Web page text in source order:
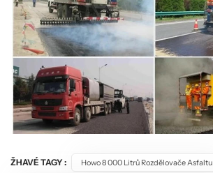
ŽHAVÉ TAGY : Howo 8 000 Litrů Rozdělovače Asfaltu